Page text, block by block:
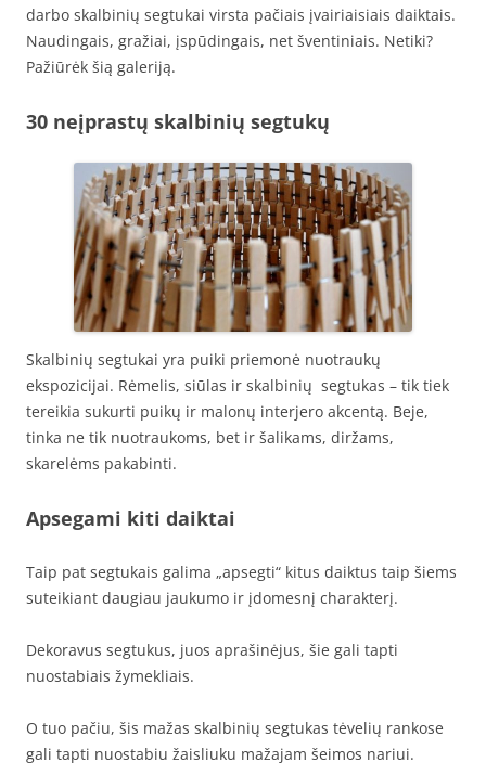
darbo skalbinių segtukai virsta pačiais įvairiaisiais daiktais.
Naudingais, gražiai, įspūdingais, net šventiniais. Netiki?
Pažiūrėk šią galeriją.
30 neįprastų skalbinių segtukų
Skalbinių segtukai yra puiki priemonė nuotraukų
ekspozicijai. Rėmelis, siūlas ir skalbinių segtukas – tik tiek
tereikia sukurti puikų ir malonų interjero akcentą. Beje,
tinka ne tik nuotraukoms, bet ir šalikams, diržams,
skarelėms pakabinti.
Apsegami kiti daiktai
Taip pat segtukais galima „apsegti“ kitus daiktus taip šiems
suteikiant daugiau jaukumo ir įdomesnį charakterį.
Dekoravus segtukus, juos aprašinėjus, šie gali tapti
nuostabiais žymekliais.
O tuo pačiu, šis mažas skalbinių segtukas tėvelių rankose
gali tapti nuostabiu žaisliuku mažajam šeimos nariui.